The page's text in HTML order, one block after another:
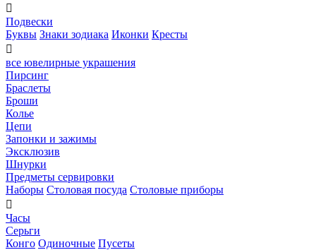

Подвески
Буквы Знаки зодиака Иконки Кресты

все ювелирные украшения
Пирсинг
Браслеты
Броши
Колье
Цепи
Запонки и зажимы
Эксклюзив
Шнурки
Предметы сервировки
Наборы Столовая посуда Столовые приборы

Часы
Серьги
Конго Одиночные Пусеты